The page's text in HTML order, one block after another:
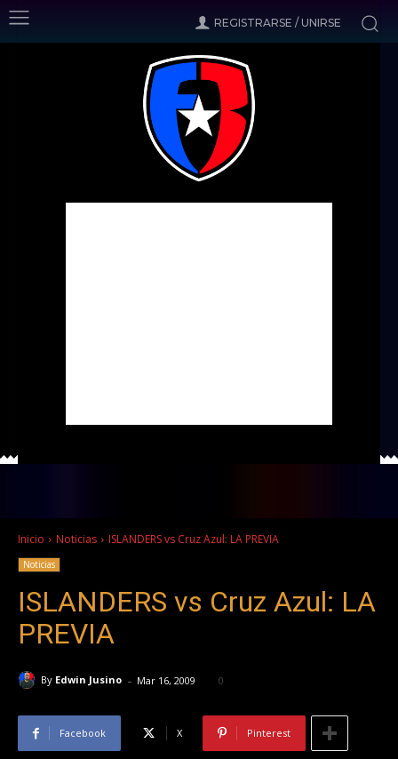
REGISTRARSE / UNIRSE
Inicio Noticias ISLANDERS vs Cruz Azul: LA PREVIA
Noticias
ISLANDERS vs Cruz Azul: LA
PREVIA
By Edwin Jusino - Mar 16, 2009 0
Facebook X Pinterest